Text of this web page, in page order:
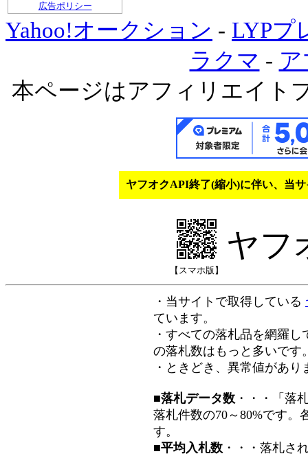
広告ポリシー
Yahoo!オークション - LYPプ
ラクマ -
本ページはアフィリエイト
ヤフオクAPI終了(縮小)に伴い、当
【スマホ版】
ヤフ
・当サイトで取得している
ています。
・すべての落札品を網羅
の落札数はもっと多いです
・ときどき、異常値があ
■落札データ数 ・・・「落
落札件数の70～80%です。
す。
■平均入札数 ・・・落札さ